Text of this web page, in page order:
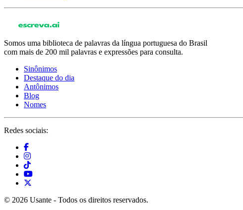
Somos uma biblioteca de palavras da língua portuguesa do Brasil
com mais de 200 mil palavras e expressões para consulta.
Sinônimos
Destaque do dia
Antônimos
Blog
Nomes
Redes sociais:
© 2026 Usante - Todos os direitos reservados.